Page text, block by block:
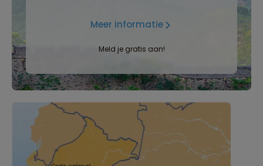
Meer informatie
Meld je gratis aan!